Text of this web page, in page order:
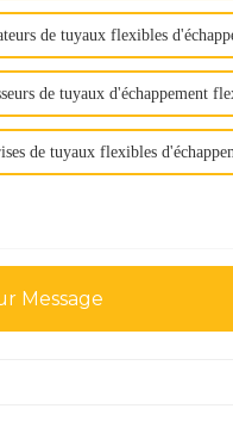
de tuyaux flexibles
de tuyaux d'échappement
de tuyaux flexibles
Message